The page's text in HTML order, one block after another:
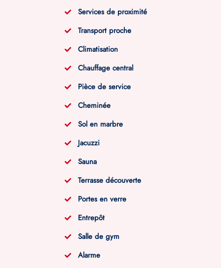
Services de proximité
Transport proche
Climatisation
Chauffage central
Pièce de service
Cheminée
Sol en marbre
Jacuzzi
Sauna
Terrasse découverte
Portes en verre
Entrepôt
Salle de gym
Alarme